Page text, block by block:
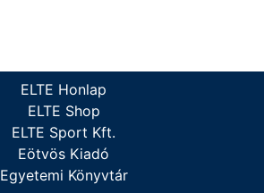
ELTE Honlap
ELTE Shop
ELTE Sport Kft.
Eötvös Kiadó
Egyetemi Könyvtár